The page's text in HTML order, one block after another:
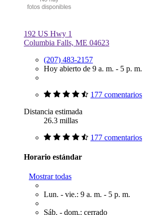
192 US Hwy 1
Columbia Falls, ME 04623
(207) 483-2157
Hoy abierto de 9 a. m. - 5 p. m.
177 comentarios
Distancia estimada
26.3 millas
177 comentarios
Horario estándar
Mostrar todas
Lun. - vie.: 9 a. m. - 5 p. m.
Sáb. - dom.: cerrado